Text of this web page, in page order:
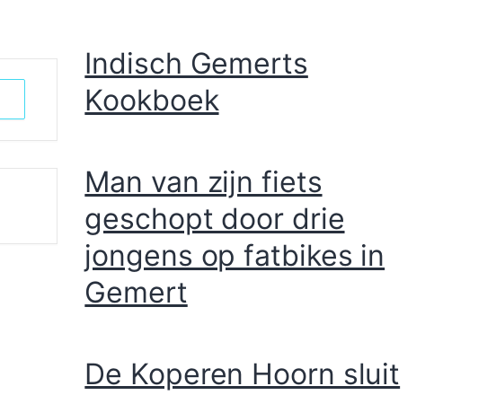
Indisch Gemerts
Kookboek
Man van zijn fiets
geschopt door drie
jongens op fatbikes in
Gemert
De Koperen Hoorn sluit